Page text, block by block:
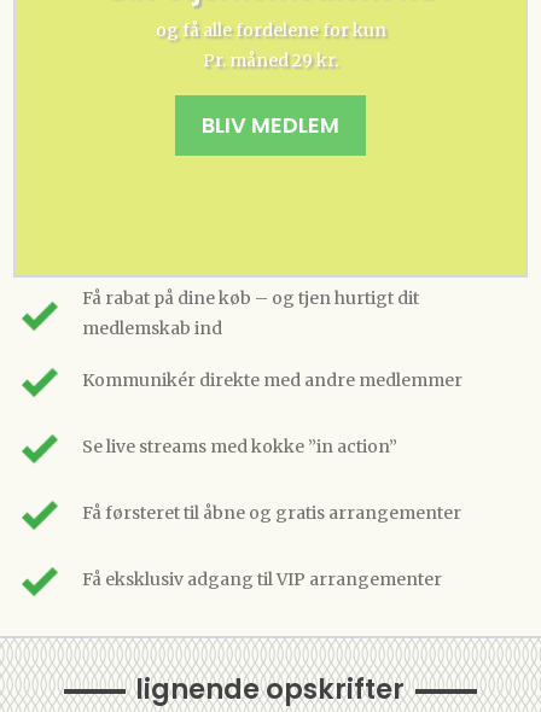
og få alle fordelene for kun
Pr. måned 29 kr.
BLIV MEDLEM
Få rabat på dine køb – og tjen hurtigt dit
medlemskab ind
Kommunikér direkte med andre medlemmer
Se live streams med kokke ”in action”
Få førsteret til åbne og gratis arrangementer
Få eksklusiv adgang til VIP arrangementer
lignende opskrifter